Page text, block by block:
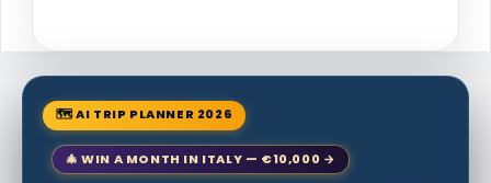
🗺 AI TRIP PLANNER 2026
🎄 WIN A MONTH IN ITALY — €10,000 →